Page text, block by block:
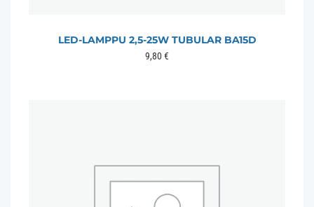
LED-LAMPPU 2,5-25W TUBULAR BA15D
9,80€